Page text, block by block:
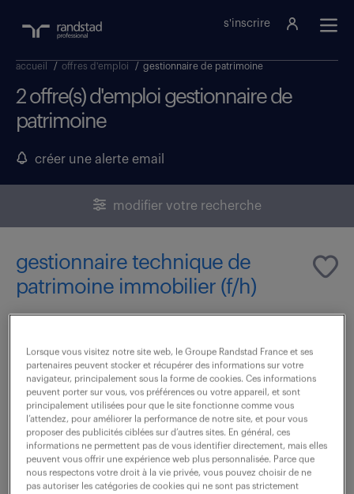
s'inscrire
accueil / offres d'emploi / gestionnaire de patrimoine
2 offre(s) d'emploi gestionnaire de
patrimoine
créer une alerte email
modifier votre recherche
gestionnaire technique de
patrimoine immobilier (f/h)
Paris 06 (75)
CDI
45 000 - 55 000 € / an
Rattachement & Cadre de travail Rattaché(e) au
service comptabilité gérance, vous prenez en charge
la gestion technique d'un patrimoine immobilier
varié, principalement axée sur les activités...
Lorsque vous visitez notre site web, le Groupe Randstad France et ses
partenaires peuvent stocker et récupérer des informations sur votre
navigateur, principalement sous la forme de cookies. Ces informations
peuvent porter sur vous, vos préférences ou votre appareil, et sont
principalement utilisées pour que le site fonctionne comme vous
l’attendez, pour améliorer la performance de notre site, et pour vous
proposer des publicités ciblées sur d’autres sites. En général, ces
informations ne permettent pas de vous identifier directement, mais elles
peuvent vous offrir une expérience web plus personnalisée. Parce que
nous respectons votre droit à la vie privée, vous pouvez choisir de ne
pas autoriser les catégories de cookies qui ne sont pas strictement